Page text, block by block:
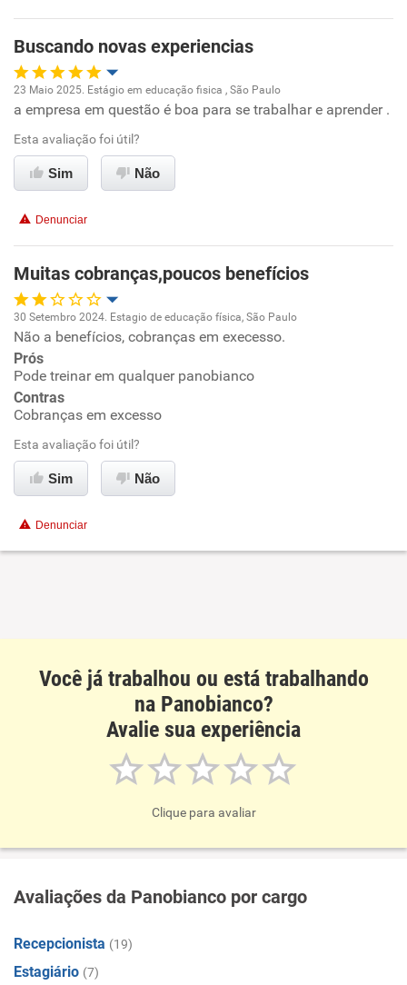
Buscando novas experiencias
Oportunidade de promoção
Ambiente de trabalho
Benefícios
Recomenda esta empresa
Recomenda a diretoria
23 Maio 2025. Estágio em educação fisica , São Paulo
a empresa em questão é boa para se trabalhar e aprender .
Esta avaliação foi útil?
Sim Não
Denunciar
Muitas cobranças,poucos benefícios
Oportunidade de promoção
Ambiente de trabalho
Benefícios
Não recomenda esta empresa
Não recomenda a diretoria
30 Setembro 2024. Estagio de educação física, São Paulo
Não a benefícios, cobranças em execesso.
Prós
Pode treinar em qualquer panobianco
Contras
Cobranças em excesso
Esta avaliação foi útil?
Sim Não
Denunciar
Você já trabalhou ou está trabalhando
na Panobianco?
Avalie sua experiência
Clique para avaliar
Avaliações da Panobianco por cargo
Recepcionista (19)
Estagiário (7)